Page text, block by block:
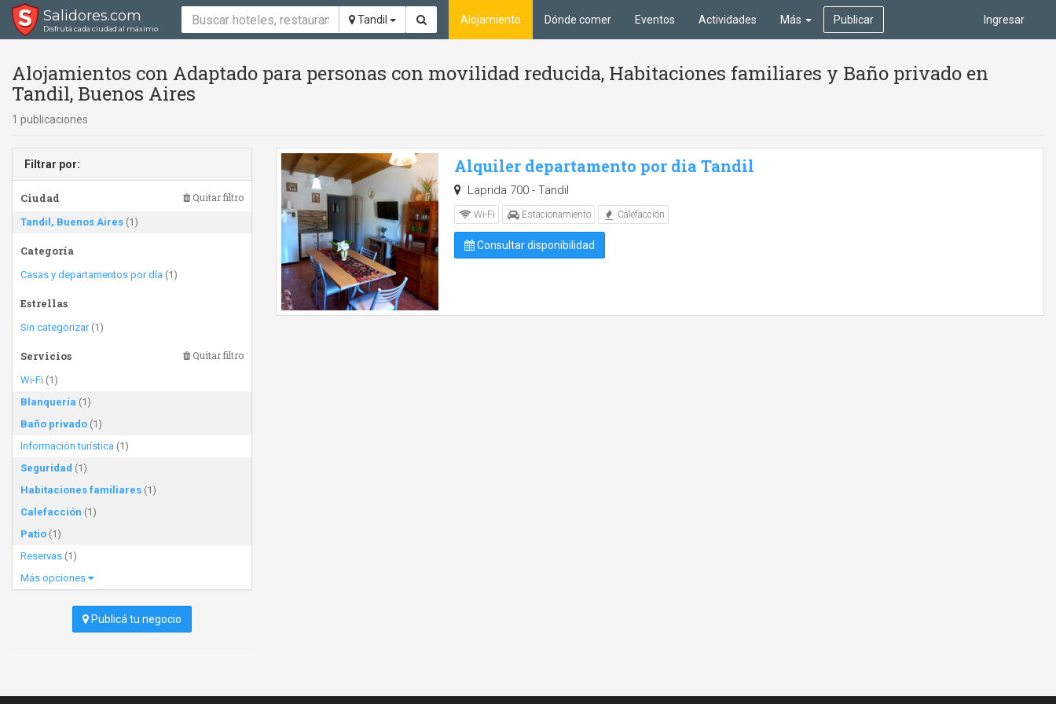
Salidores.com
Disfrutá cada ciudad al máximo
Tandil Ingresar
Alojamiento Dónde comer Eventos Actividades Más Publicar
Alojamientos con Adaptado para personas con movilidad reducida, Habitaciones familiares y Baño privado en
Tandil, Buenos Aires
1 publicaciones
Filtrar por:
Ciudad Quitar filtro
Tandil, Buenos Aires (1)
Categoría
Casas y departamentos por día (1)
Estrellas
Sin categorizar(1)
Servicios Quitar filtro
Wi-Fi (1)
Blanquería (1)
Baño privado (1)
Información turística (1)
Seguridad (1)
Habitaciones familiares (1)
Calefacción (1)
Patio (1)
Reservas (1)
Más opciones
Publicá tu negocio
Alquiler departamento por dia Tandil
Laprida 700 - Tandil
Wi-Fi Estacionamiento Calefacción
Consultar disponibilidad